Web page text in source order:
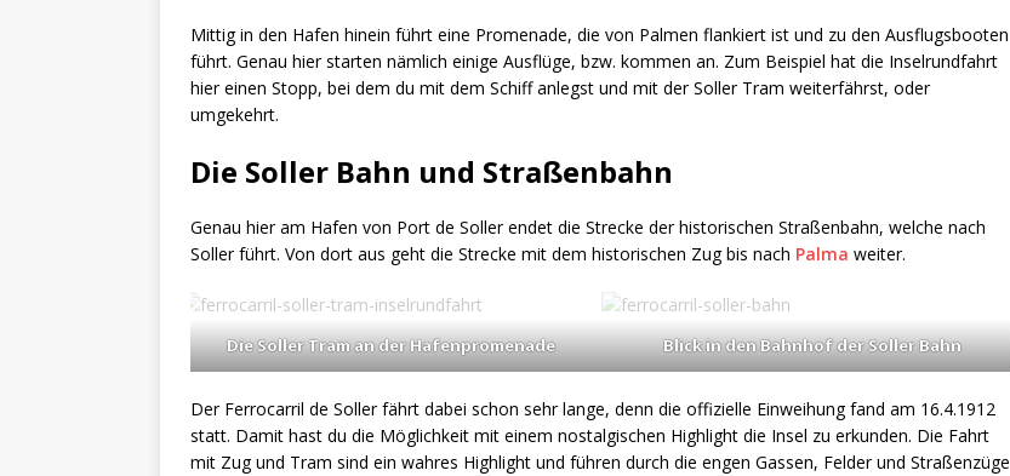
Mittig in den Hafen hinein führt eine Promenade, die von Palmen flankiert ist und zu den Ausflugsbooten
führt. Genau hier starten nämlich einige Ausflüge, bzw. kommen an. Zum Beispiel hat die Inselrundfahrt
hier einen Stopp, bei dem du mit dem Schiff anlegst und mit der Soller Tram weiterfährst, oder
umgekehrt.
Die Soller Bahn und Straßenbahn
Genau hier am Hafen von Port de Soller endet die Strecke der historischen Straßenbahn, welche nach
Soller führt. Von dort aus geht die Strecke mit dem historischen Zug bis nach Palma weiter.
Die Soller Tram an der Hafenpromenade Blick in den Bahnhof der Soller Bahn
Der Ferrocarril de Soller fährt dabei schon sehr lange, denn die offizielle Einweihung fand am 16.4.1912
statt. Damit hast du die Möglichkeit mit einem nostalgischen Highlight die Insel zu erkunden. Die Fahrt
mit Zug und Tram sind ein wahres Highlight und führen durch die engen Gassen, Felder und Straßenzüge